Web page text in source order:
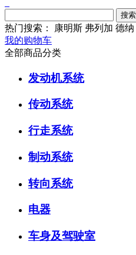
热门搜索： 康明斯 弗列加 德纳
我的购物车
全部商品分类
发动机系统
传动系统
行走系统
制动系统
转向系统
电器
车身及驾驶室